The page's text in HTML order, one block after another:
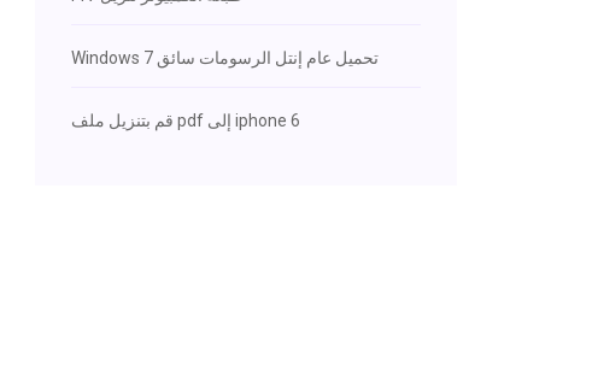
Windows 7 تحميل عام إنتل الرسومات سائق
قم بتنزيل ملف pdf إلى iphone 6